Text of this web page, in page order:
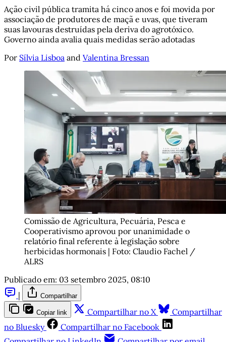
Ação civil pública tramita há cinco anos e foi movida por
associação de produtores de maçã e uvas, que tiveram
suas lavouras destruídas pela deriva do agrotóxico.
Governo ainda avalia quais medidas serão adotadas
Por Sílvia Lisboa and Valentina Bressan
Comissão de Agricultura, Pecuária, Pesca e
Cooperativismo aprovou por unanimidade o
relatório final referente à legislação sobre
herbicidas hormonais | Foto: Claudio Fachel /
ALRS
Publicado em: 03 setembro 2025, 08:10
|
Compartilhar
Copiar link Compartilhar no X
Compartilhar
no Bluesky
Compartilhar no Facebook